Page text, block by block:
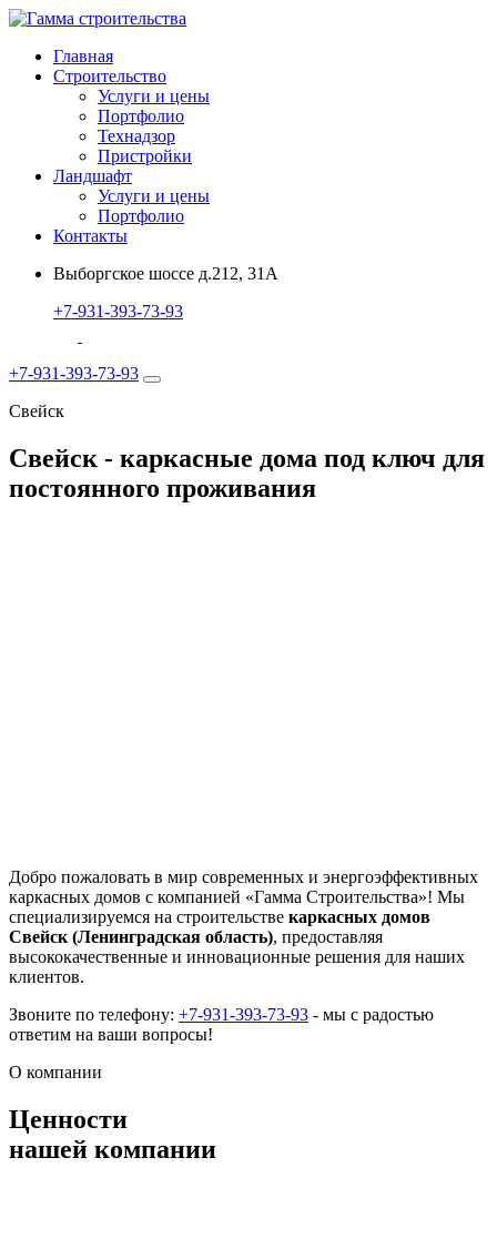
Главная
Строительство
Услуги и цены
Портфолио
Технадзор
Пристройки
Ландшафт
Услуги и цены
Портфолио
Контакты
Выборгское шоссе д.212, 31А
+7-931-393-73-93
+7-931-393-73-93
Свейск
Свейск - каркасные дома под ключ для
постоянного проживания
Добро пожаловать в мир современных и энергоэффективных
каркасных домов с компанией «Гамма Строительства»! Мы
специализируемся на строительстве каркасных домов
Свейск (Ленинградская область), предоставляя
высококачественные и инновационные решения для наших
клиентов.
Звоните по телефону: +7-931-393-73-93 - мы с радостью
ответим на ваши вопросы!
О компании
Ценности
нашей компании